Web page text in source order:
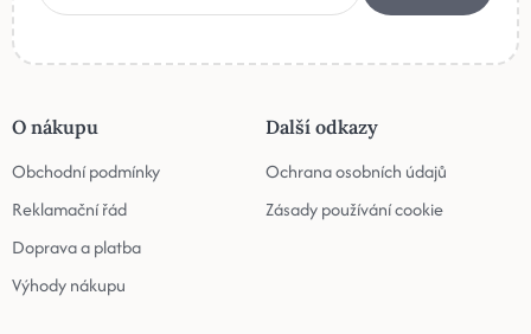
O nákupu
Obchodní podmínky
Reklamační řád
Doprava a platba
Výhody nákupu
Další odkazy
Ochrana osobních údajů
Zásady používání cookie